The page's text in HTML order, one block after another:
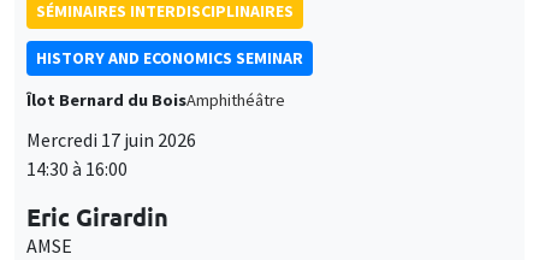
SÉMINAIRES INTERDISCIPLINAIRES
HISTORY AND ECONOMICS SEMINAR
Îlot Bernard du BoisAmphithéâtre
Mercredi 17 juin 2026
14:30 à 16:00
Eric Girardin
AMSE